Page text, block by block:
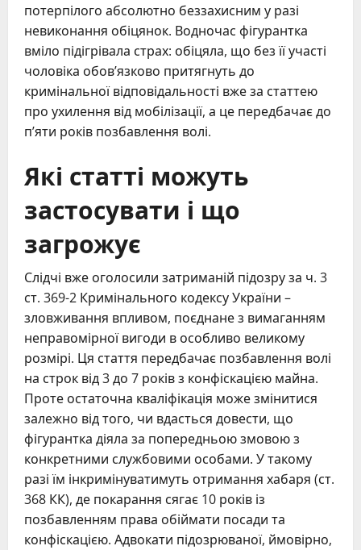
потерпілого абсолютно беззахисним у разі
невиконання обіцянок. Водночас фігурантка
вміло підігрівала страх: обіцяла, що без її участі
чоловіка обов’язково притягнуть до
кримінальної відповідальності вже за статтею
про ухилення від мобілізації, а це передбачає до
п’яти років позбавлення волі.
Які статті можуть
застосувати і що
загрожує
Слідчі вже оголосили затриманій підозру за ч. 3
ст. 369-2 Кримінального кодексу України –
зловживання впливом, поєднане з вимаганням
неправомірної вигоди в особливо великому
розмірі. Ця стаття передбачає позбавлення волі
на строк від 3 до 7 років з конфіскацією майна.
Проте остаточна кваліфікація може змінитися
залежно від того, чи вдасться довести, що
фігурантка діяла за попередньою змовою з
конкретними службовими особами. У такому
разі їм інкримінуватимуть отримання хабаря (ст.
368 КК), де покарання сягає 10 років із
позбавленням права обіймати посади та
конфіскацією. Адвокати підозрюваної, ймовірно,